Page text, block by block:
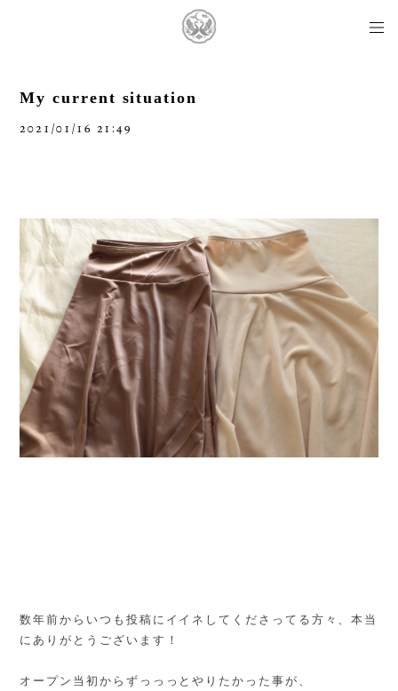
My current situation
2021/01/16 21:49
数年前からいつも投稿にイイネしてくださってる方々、本当
にありがとうございます！
オープン当初からずっっっとやりたかった事が、